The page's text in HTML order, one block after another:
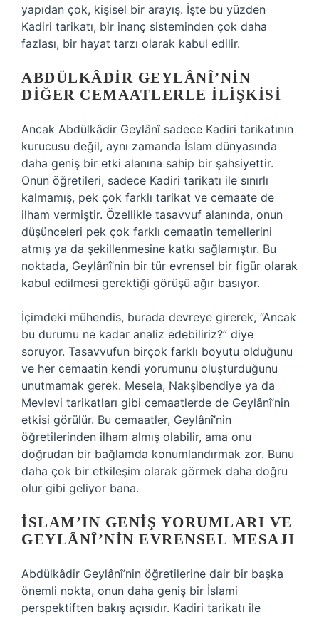
yapıdan çok, kişisel bir arayış. İşte bu yüzden
Kadiri tarikatı, bir inanç sisteminden çok daha
fazlası, bir hayat tarzı olarak kabul edilir.
ABDÜLKÂDIR GEYLÂNÎ’NIN
DIĞER CEMAATLERLE İLIŞKISI
Ancak Abdülkâdir Geylânî sadece Kadiri tarikatının
kurucusu değil, aynı zamanda İslam dünyasında
daha geniş bir etki alanına sahip bir şahsiyettir.
Onun öğretileri, sadece Kadiri tarikatı ile sınırlı
kalmamış, pek çok farklı tarikat ve cemaate de
ilham vermiştir. Özellikle tasavvuf alanında, onun
düşünceleri pek çok farklı cemaatin temellerini
atmış ya da şekillenmesine katkı sağlamıştır. Bu
noktada, Geylânî’nin bir tür evrensel bir figür olarak
kabul edilmesi gerektiği görüşü ağır basıyor.
İçimdeki mühendis, burada devreye girerek, “Ancak
bu durumu ne kadar analiz edebiliriz?” diye
soruyor. Tasavvufun birçok farklı boyutu olduğunu
ve her cemaatin kendi yorumunu oluşturduğunu
unutmamak gerek. Mesela, Nakşibendiye ya da
Mevlevi tarikatları gibi cemaatlerde de Geylânî’nin
etkisi görülür. Bu cemaatler, Geylânî’nin
öğretilerinden ilham almış olabilir, ama onu
doğrudan bir bağlamda konumlandırmak zor. Bunu
daha çok bir etkileşim olarak görmek daha doğru
olur gibi geliyor bana.
İSLAM’IN GENIŞ YORUMLARI VE
GEYLÂNÎ’NIN EVRENSEL MESAJI
Abdülkâdir Geylânî’nin öğretilerine dair bir başka
önemli nokta, onun daha geniş bir İslami
perspektiften bakış açısıdır. Kadiri tarikatı ile